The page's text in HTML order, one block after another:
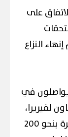
على
النزاع
في
لفيريرا،
حيث تقدر مستحقات مساعديه المتأخرة بنحو 200